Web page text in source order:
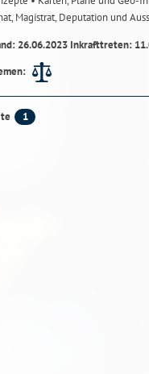
Magistrat, Deputation und
26.06.2023 Inkrafttreten:
1